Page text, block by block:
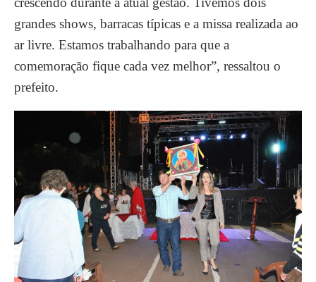
grandes shows, barracas típicas e a missa realizada ao
ar livre. Estamos trabalhando para que a
comemoração fique cada vez melhor”, ressaltou o
prefeito.